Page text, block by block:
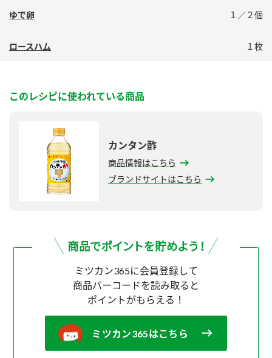
ゆで卵 １／２個
ロースハム １枚
このレシピに使われている商品
カンタン酢
商品情報はこちら
ブランドサイトはこちら
ミツカン365に会員登録して
商品バーコードを読み取ると
ポイントがもらえる！
ミツカン365はこちら